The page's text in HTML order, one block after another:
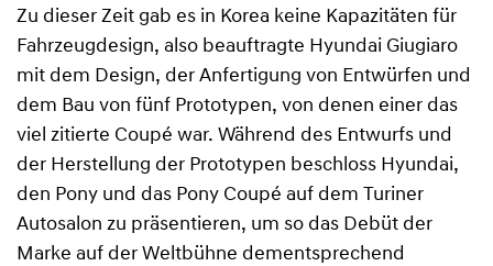
Zu dieser Zeit gab es in Korea keine Kapazitäten für
Fahrzeugdesign, also beauftragte Hyundai Giugiaro
mit dem Design, der Anfertigung von Entwürfen und
dem Bau von fünf Prototypen, von denen einer das
viel zitierte Coupé war. Während des Entwurfs und
der Herstellung der Prototypen beschloss Hyundai,
den Pony und das Pony Coupé auf dem Turiner
Autosalon zu präsentieren, um so das Debüt der
Marke auf der Weltbühne dementsprechend